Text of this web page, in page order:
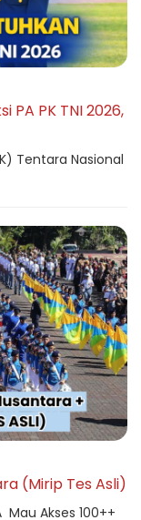
PA PK TNI 2026,
Tentara Nasional
(Mirip Tes Asli)
Mau Akses 100++